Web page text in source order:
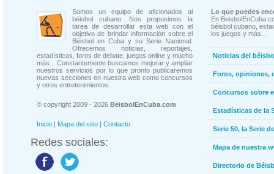
Somos un equipo de aficionados al
béisbol cubano. Nos propusimos la
tarea de desarrollar esta web con el
objetivo de brindar información sobre el
Béisbol en Cuba y su Serie Nacional.
Ofrecemos noticias, reportajes,
estadísticas, foros de debate, juegos online y mucho
más... Constantemente buscamos mejorar y ampliar
nuestros servicios por lo que pronto publicaremos
nuevas secciones en nuestra web como concursos
y otros entretenimientos.
© copyright 2009 - 2026 BeisbolEnCuba.com
Inicio | Mapa del sitio | Contacto
Redes sociales:
Lo que puedes
En
béisbol cubano,
los juegos y más...
Noticias del
Foros, opiniones,
Concursos sobre
Estadísticas de la
Serie 50, la Serie
Mapa de nuestra
Directorio de